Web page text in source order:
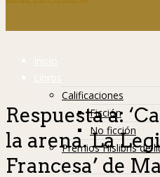
Inicio
Libros
Calificaciones
Ficción
No ficción
Premios Hislibris de
Info
Respuesta a:
la arena. La
Francesa’ de